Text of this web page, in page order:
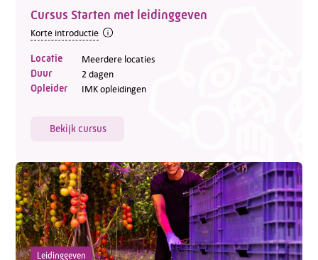
Cursus Starten met leidinggeven
Korte introductie
Locatie Meerdere locaties
Duur 2 dagen
Opleider IMK opleidingen
Bekijk cursus
Leidinggeven